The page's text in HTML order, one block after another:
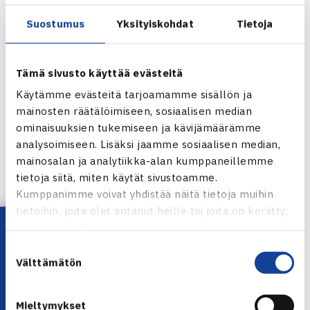
Suostumus Yksityiskohdat Tietoja
Tämä sivusto käyttää evästeitä
Käytämme evästeitä tarjoamamme sisällön ja
mainosten räätälöimiseen, sosiaalisen median
ominaisuuksien tukemiseen ja kävijämäärämme
analysoimiseen. Lisäksi jaamme sosiaalisen median,
mainosalan ja analytiikka-alan kumppaneillemme
tietoja siitä, miten käytät sivustoamme.
Kumppanimme voivat yhdistää näitä tietoja muihin
tietoihin, joita olet antanut heille tai joita on kerätty,
valinta
Välttämätön
Mieltymykset
sarjassa nousijajoukkue ÅLK tekee paluun korkeimmalla
sarjatasolle 12. vuoden tauon jälkeen.
TEHO TENNISLIIGA KOTISIVUT
Viikonlopun ottelut
Miehet
12.10.2024
Smash-Kotka – TaTS
klo 13:00
TVS – Sata
klo 13:00
ETT – LVS
klo 14:00
Lataa OmaTennis!